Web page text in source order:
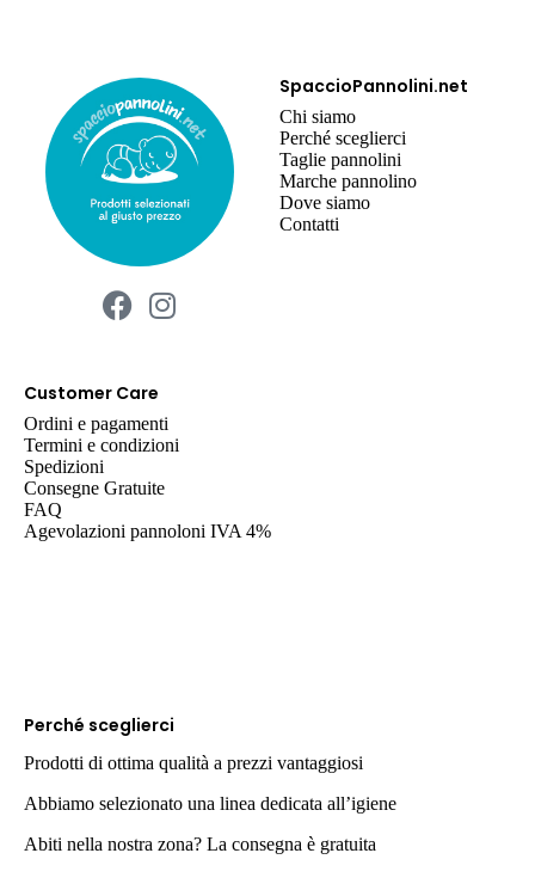
SpaccioPannolini.net
Chi siamo
Perché sceglierci
Taglie pannolini
Marche pannolino
Dove siamo
Contatti
Customer Care
Ordini e pagamenti
Termini e condizioni
Spedizioni
Consegne Gratuite
FAQ
Agevolazioni pannoloni IVA 4%
Perché sceglierci
Prodotti di ottima qualità a prezzi vantaggiosi
Abbiamo selezionato una linea dedicata all’igiene
Abiti nella nostra zona? La consegna è gratuita